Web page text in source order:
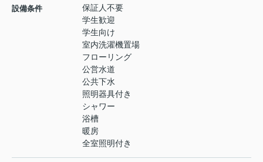
設備条件
保証人不要
学生歓迎
学生向け
室内洗濯機置場
フローリング
公営水道
公共下水
照明器具付き
シャワー
浴槽
暖房
全室照明付き